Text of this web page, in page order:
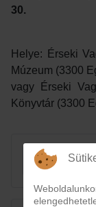
30.
Helye: Érseki
Múzeum (3300
vagy Érseki
Könyvtár (3300
Keresés...